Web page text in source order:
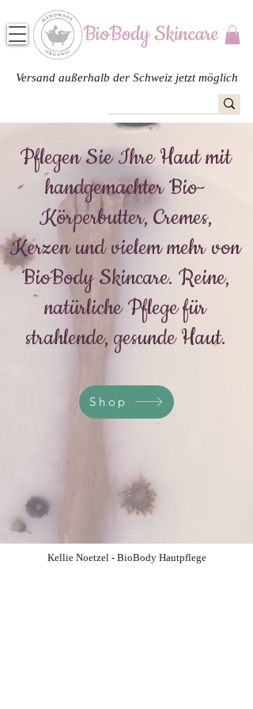
Versand außerhalb der Schweiz jetzt möglich
Pflegen Sie Ihre Haut mit
handgemachter Bio-
Körperbutter, Cremes,
Kerzen und vielem mehr von
BioBody Skincare. Reine,
natürliche Pflege für
strahlende, gesunde Haut.
Shop
Kellie Noetzel - BioBody Hautpflege